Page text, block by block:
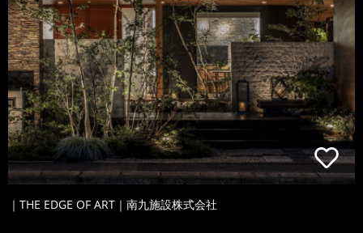
｜THE EDGE OF ART｜南九施設株式会社